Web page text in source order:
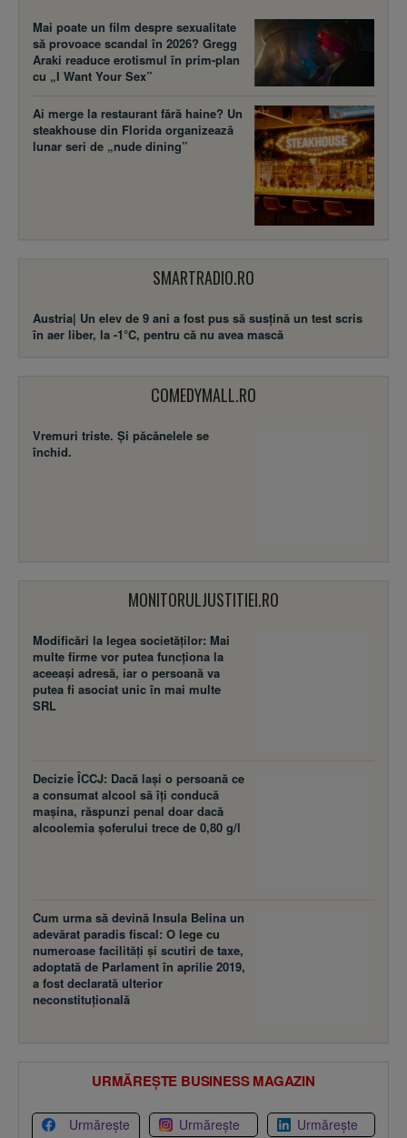
Mai poate un film despre sexualitate
să provoace scandal în 2026? Gregg
Araki readuce erotismul în prim-plan
cu „I Want Your Sex”
Ai merge la restaurant fără haine? Un
steakhouse din Florida organizează
lunar seri de „nude dining”
SMARTRADIO.RO
Austria| Un elev de 9 ani a fost pus să susţină un test scris
în aer liber, la -1°C, pentru că nu avea mască
COMEDYMALL.RO
Vremuri triste. Şi păcănelele se
închid.
MONITORULJUSTITIEI.RO
Modificări la legea societăţilor: Mai
multe firme vor putea funcţiona la
aceeaşi adresă, iar o persoană va
putea fi asociat unic în mai multe
SRL
Decizie ÎCCJ: Dacă laşi o persoană ce
a consumat alcool să îţi conducă
maşina, răspunzi penal doar dacă
alcoolemia şoferului trece de 0,80 g/l
Cum urma să devină Insula Belina un
adevărat paradis fiscal: O lege cu
numeroase facilităţi şi scutiri de taxe,
adoptată de Parlament în aprilie 2019,
a fost declarată ulterior
neconstituţională
URMĂREȘTE BUSINESS MAGAZIN
Urmărește Urmărește Urmărește